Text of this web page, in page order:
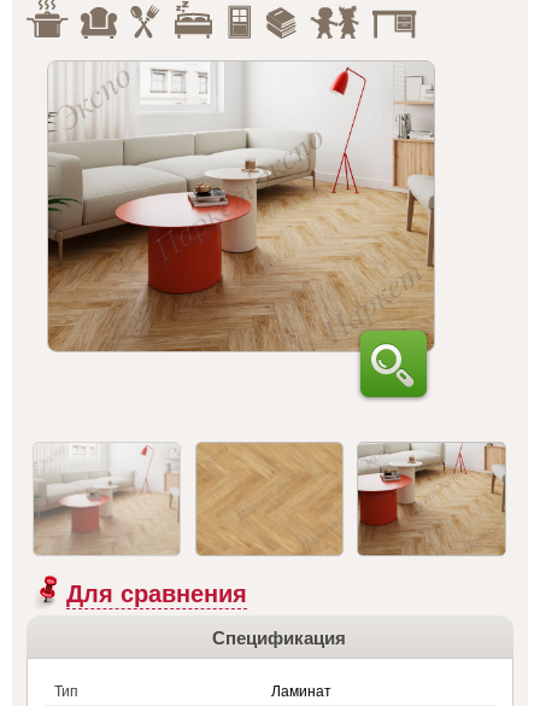
Для сравнения
Спецификация
Тип
Ламинат